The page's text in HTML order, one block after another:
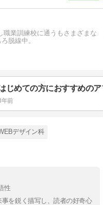
職業訓練校に通うもさまざまな
脱線中。
年前
デザイン科
性
を鋭く描写し、読者の好奇心